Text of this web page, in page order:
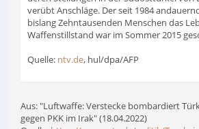
verübt Anschläge. Der seit 1984
bislang Zehntausenden Menschen das
Waffenstillstand war im Sommer 2015
Quelle: ntv.de, hul/dpa/AFP
Aus: "Luftwaffe: Verstecke bombardiert
gegen PKK im Irak" (18.04.2022)